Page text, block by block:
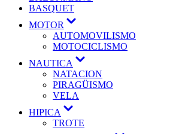
BASQUET
MOTOR
AUTOMOVILISMO
MOTOCICLISMO
NAUTICA
NATACION
PIRAGÜISMO
VELA
HIPICA
TROTE